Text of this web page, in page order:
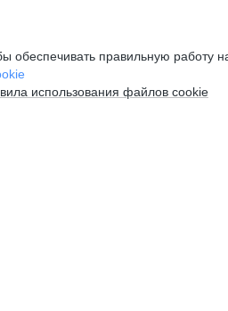
правильную работу
использования файлов cookie